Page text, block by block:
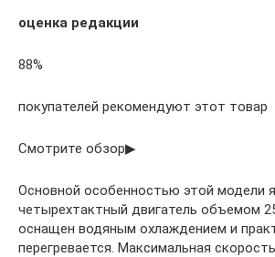
оценка редакции
88%
покупателей рекомендуют этот товар
Смотрите обзор▶
Основной особенностью этой модели
четырехтактный двигатель объемом
оснащен водяным охлаждением и
перегревается. Максимальная